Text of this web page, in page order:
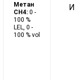
Метан
CH4: 0 -
100 %
LEL, 0 -
100 % vol